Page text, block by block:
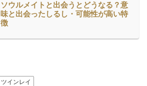
ソウルメイトと出会うとどうなる？意
味と出会ったしるし・可能性が高い特
徴
ツインレイ